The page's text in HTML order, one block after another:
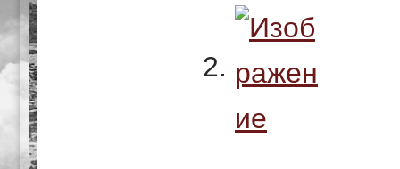
2.